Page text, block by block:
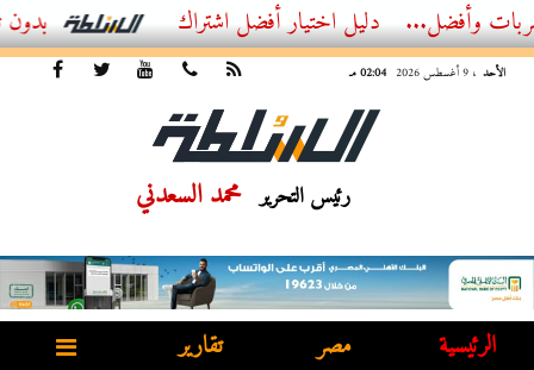
أفضل اشتراك IPTV بدون تقطيع 2026 – دليل المشاهد العصري
الأحد ، 9 أغسطس 2026 02:04 مـ
رئيس التحرير محمد السعدني
الرئيسية مصر تقارير